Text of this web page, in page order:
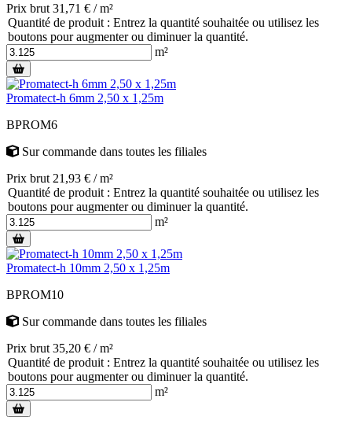
Prix brut 31,71 € / m²
Quantité de produit : Entrez la quantité souhaitée ou utilisez les
boutons pour augmenter ou diminuer la quantité.
m²
Promatect-h 6mm 2,50 x 1,25m
BPROM6
Sur commande dans toutes les filiales
Prix brut 21,93 € / m²
Quantité de produit : Entrez la quantité souhaitée ou utilisez les
boutons pour augmenter ou diminuer la quantité.
m²
Promatect-h 10mm 2,50 x 1,25m
BPROM10
Sur commande dans toutes les filiales
Prix brut 35,20 € / m²
Quantité de produit : Entrez la quantité souhaitée ou utilisez les
boutons pour augmenter ou diminuer la quantité.
m²